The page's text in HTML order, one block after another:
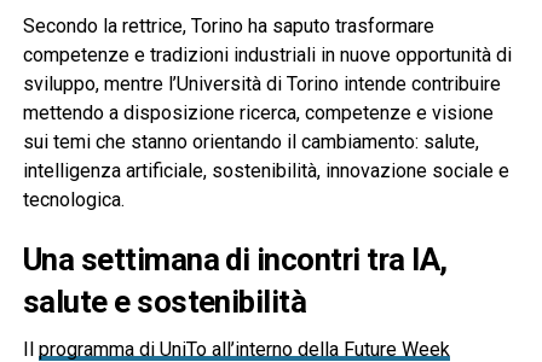
Secondo la rettrice, Torino ha saputo trasformare
competenze e tradizioni industriali in nuove opportunità di
sviluppo, mentre l’Università di Torino intende contribuire
mettendo a disposizione ricerca, competenze e visione
sui temi che stanno orientando il cambiamento: salute,
intelligenza artificiale, sostenibilità, innovazione sociale e
tecnologica.
Una settimana di incontri tra IA,
salute e sostenibilità
Il programma di UniTo all’interno della Future Week